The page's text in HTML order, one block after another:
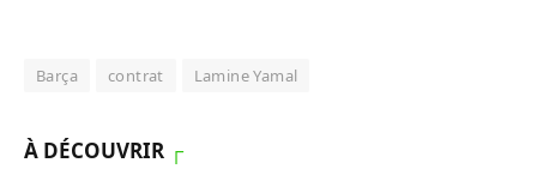
Barça contrat Lamine Yamal
À DÉCOUVRIR ┌